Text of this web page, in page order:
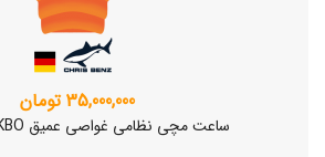
35,000,000 تومان
ساعت مچی نظامی غواصی عمیق CB-1000-S-KBO